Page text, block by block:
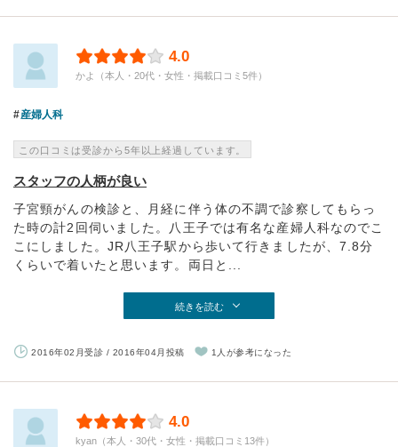
4.0
かよ（本人・20代・女性・掲載口コミ5件）
産婦人科
この口コミは受診から5年以上経過しています。
スタッフの人柄が良い
子宮頸がんの検診と、月経に伴う体の不調で診察してもらっ
た時の計2回伺いました。八王子では有名な産婦人科なのでこ
こにしました。JR八王子駅から歩いて行きましたが、7.8分
くらいで着いたと思います。両日と...
続きを読む
2016年02月受診 / 2016年04月投稿 1人が参考になった
4.0
kyan（本人・30代・女性・掲載口コミ13件）